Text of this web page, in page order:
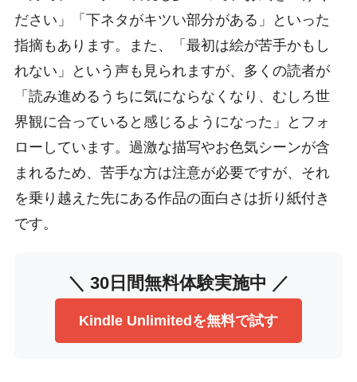
ださい」「下ネタがキツい部分がある」といった
指摘もあります。また、「最初は絵が苦手かもし
れない」という声も見られますが、多くの読者が
「読み進めるうちに気にならなくなり、むしろ世
界観に合っていると感じるようになった」とフォ
ローしています。過激な描写やお色気シーンが含
まれるため、苦手な方は注意が必要ですが、それ
を乗り越えた先にある作品の面白さは折り紙付き
です。
＼ 30日間無料体験実施中 ／
Kindle Unlimitedを無料で試す